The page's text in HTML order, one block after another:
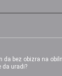
bez obizra na
da uradi?